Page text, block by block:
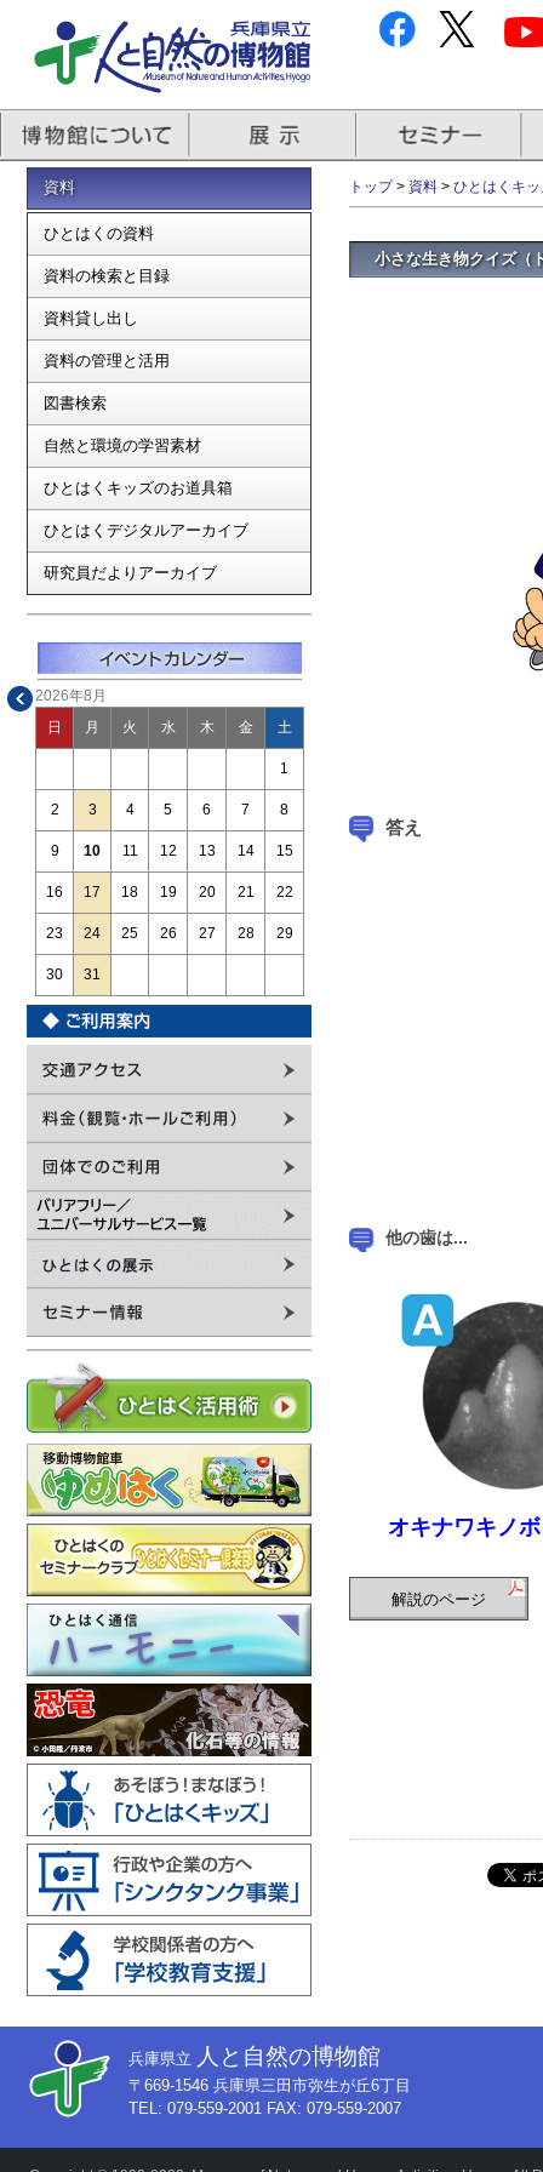
資料
ひとはくの資料
資料の検索と目録
資料貸し出し
資料の管理と活用
図書検索
自然と環境の学習素材
ひとはくキッズのお道具箱
ひとはくデジタルアーカイブ
研究員だよりアーカイブ
2026年8月
日 月 火 水 木 金 土
1
2 3 4 5 6 7 8
9 10 11 12 13 14 15
16 17 18 19 20 21 22
23 24 25 26 27 28 29
30 31
トップ> 資料 > ひとはくキ
小さな生き物クイズ（
答え
他の歯は...
オキナワキノ
解説のページ
兵庫県立 人と自然の博物館
〒669-1546 兵庫県三田市弥生が丘6丁目
TEL: 079-559-2001 FAX: 079-559-2007